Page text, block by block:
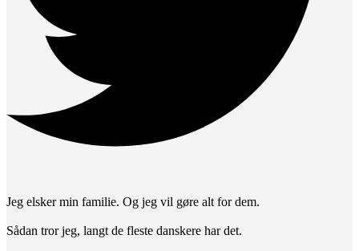
Jeg elsker min familie. Og jeg vil gøre alt for dem.
Sådan tror jeg, langt de fleste danskere har det.